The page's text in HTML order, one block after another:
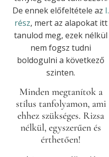
De ennek előfeltétele az I.
rész, mert az alapokat itt
tanulod meg, ezek nélkül
nem fogsz tudni
boldogulni a következő
szinten.
Minden megtanítok a
stílus tanfolyamon, ami
ehhez szükséges. Rizsa
nélkül, egyszerűen és
érthetően!